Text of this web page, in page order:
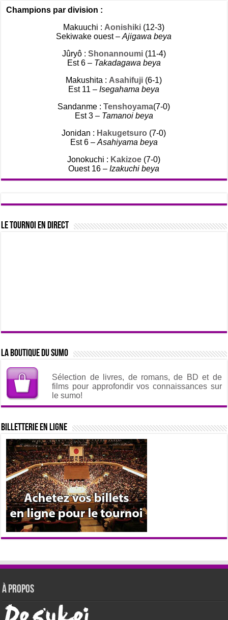
Champions par division :
Makuuchi : Aonishiki (12-3)
Sekiwake ouest –Ajigawa beya
Jûryô : Shonannoumi (11-4)
Est 6 – Takadagawa beya
Makushita : Asahifuji (6-1)
Est 11 –Isegahama beya
Sandanme :Tenshoyama(7-0)
Est 3 – Tamanoi beya
Jonidan : Hakugetsuro (7-0)
Est 6 – Asahiyama beya
Jonokuchi : Kakizoe (7-0)
Ouest 16 –Izakuchi beya
Le tournoi en direct
La boutique du sumo
Sélection de livres, de romans, de BD et de
films pour approfondir vos connaissances sur
le sumo!
Billetterie en ligne
À propos